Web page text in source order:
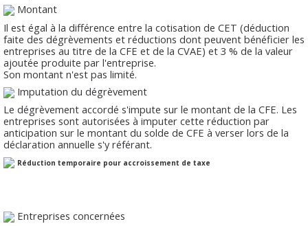
Montant
Il est égal à la différence entre la cotisation de CET (déduction
faite des dégrèvements et réductions dont peuvent bénéficier les
entreprises au titre de la CFE et de la CVAE) et 3 % de la valeur
ajoutée produite par l'entreprise.
Son montant n'est pas limité.
Imputation du dégrèvement
Le dégrèvement accordé s'impute sur le montant de la CFE. Les
entreprises sont autorisées à imputer cette réduction par
anticipation sur le montant du solde de CFE à verser lors de la
déclaration annuelle s'y référant.
Réduction temporaire pour accroissement de taxe
Entreprises concernées